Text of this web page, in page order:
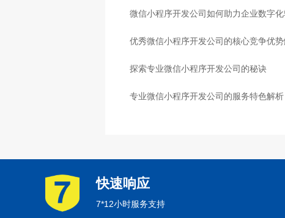
微信小程序开发公司如何助力企业数字化
优秀微信小程序开发公司的核心竞争优
探索专业微信小程序开发公司的秘诀
专业微信小程序开发公司的服务特色解析
快速响应
7*12小时服务支持